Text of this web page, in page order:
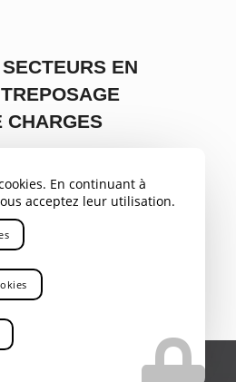
EN
CHARGES
Rhône,Savoie,Alpes ,04
,Marseille,Gardanne
,La Ciotat
,
En continuant à
acceptez leur utilisation.